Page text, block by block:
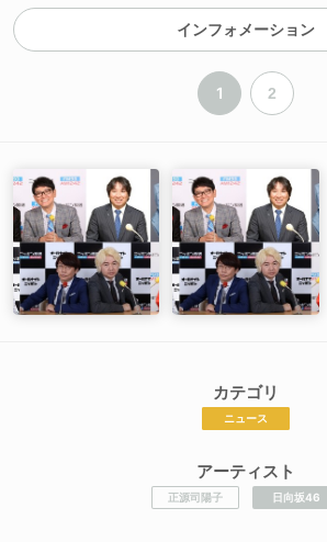
インフォメーション
1 2
カテゴリ
ニュース
アーティスト
正源司陽子 日向坂46